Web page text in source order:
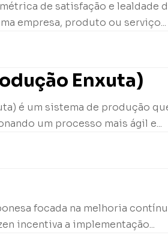
de satisfação e
empresa, produto ou serviço...
Enxuta)
é um sistema de produção
um processo mais ágil e...
focada na melhoria
incentiva a implementação...